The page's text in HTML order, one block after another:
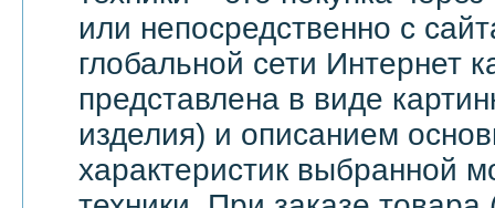
или непосредственно с
глобальной сети Интернет
представлена в виде
изделия) и описанием
характеристик выбранной